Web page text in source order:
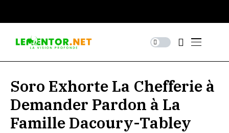
Soro Exhorte La Chefferie à
Demander Pardon à La
Famille Dacoury-Tabley